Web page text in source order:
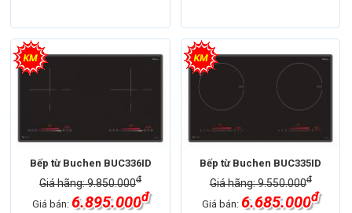
Bếp từ Buchen BUC336ID
Giá hãng: 9.850.000đ
Giá bán: 6.895.000đ
Bếp từ Buchen BUC335ID
Giá hãng: 9.550.000đ
Giá bán:6.685.000đ